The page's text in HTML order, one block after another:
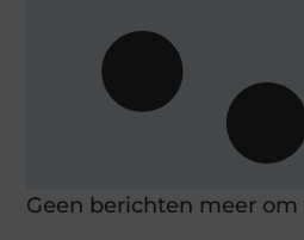
Geen berichten meer